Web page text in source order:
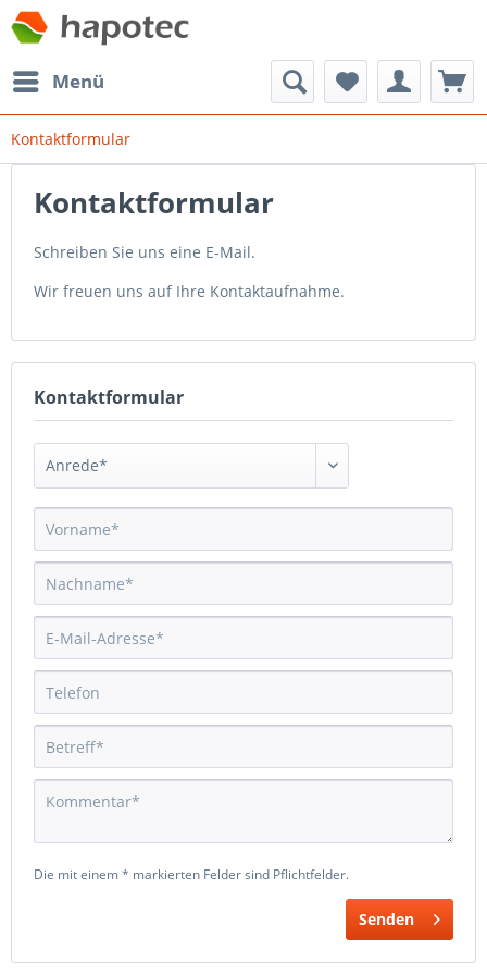
Menü
Kontaktformular
Kontaktformular
Schreiben Sie uns eine E-Mail.
Wir freuen uns auf Ihre Kontaktaufnahme.
Kontaktformular
Die mit einem * markierten Felder sind Pflichtfelder.
Senden